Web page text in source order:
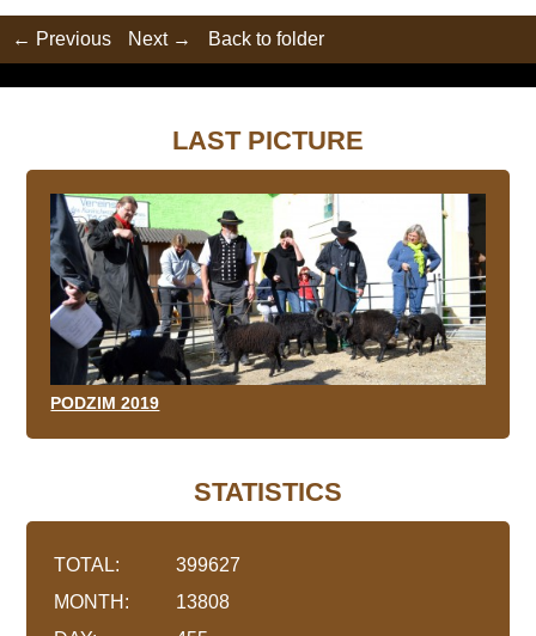
← Previous Next → Back to folder
LAST PICTURE
PODZIM 2019
STATISTICS
TOTAL:
399627
MONTH:
13808